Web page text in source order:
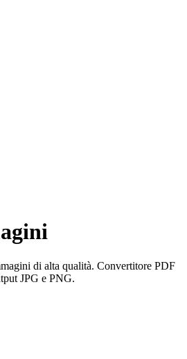
di alta qualità. Convertitore PDF
JPG e PNG.